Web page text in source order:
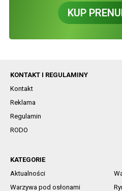
KUP
KONTAKT I REGULAMINY
Kontakt
Reklama
Regulamin
RODO
KATEGORIE
Aktualności
Warzywa pod osłonami